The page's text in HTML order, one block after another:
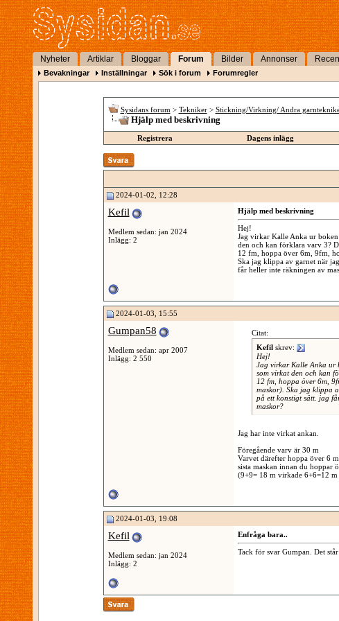
Nyheter Artiklar Bloggar Forum Bilder Annonser
Bevakningar Inställningar Sök i forum Forumregler
Sysidans forum > Tekniker > Stickning/Virkning/ Andra
Hjälp med beskrivning
Registrera
Dagens inlägg
2024-01-02, 12:28
Kefil
Medlem sedan: jan 2024
Inlägg: 2
Hjälp med beskrivning
Hej!
Jag virkar Kalle Anka ur
den och kan förklara varv 3?
12 fm, hoppa över 6m, 9fm,
Ska jag klippa av garnet när
får heller inte räkningen av
2024-01-03, 15:55
Gumpan58
Medlem sedan: apr 2007
Inlägg: 2 550
Citat:
Kefilskrev:
Hej!
Jag virkar Kalle Anka ur
som virkat den och kan
12 fm, hoppa över 6m,
maskor). Ska jag klippa
på ett konstigt sätt. jag
maskor?
Jag har inte virkat ankan.
Föregående varv är 30 m
Varvet därefter hoppa över 6
sista maskan innan du hoppar
(9+9= 18 m virkade 6+6=12
2024-01-03, 19:08
Kefil
Medlem sedan: jan 2024
Inlägg: 2
Enfråga bara..
Tack för svar Gumpan. Det